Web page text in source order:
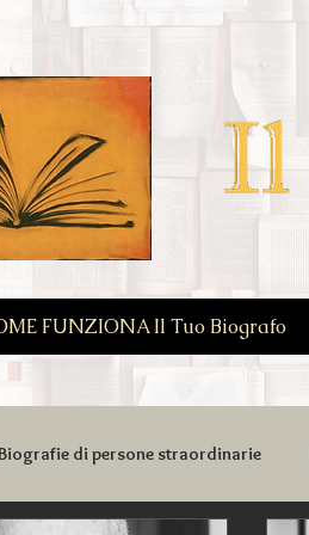
FUNZIONA Il Tuo Biografo
di persone straordinarie